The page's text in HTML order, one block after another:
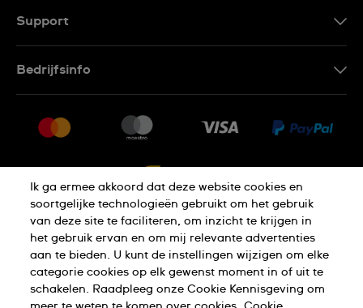
Support
Retournering
Verkoopvoorwaarden
Annulering van de overeenkomst
Bedrijfsinfo
Vacatures
Privacy Verklaring Cookies
Gebruiksvoorwaarden
Ik ga ermee akkoord dat deze website cookies en
soortgelijke technologieën gebruikt om het gebruik
van deze site te faciliteren, om inzicht te krijgen in
het gebruik ervan en om mij relevante advertenties
aan te bieden. U kunt de instellingen wijzigen om elke
categorie cookies op elk gewenst moment in of uit te
schakelen. Raadpleeg onze Cookie Kennisgeving om